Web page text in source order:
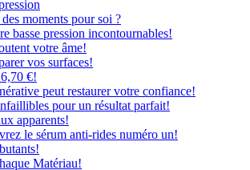
moments pour soi ?
basse pression incontournables!
votre âme!
vos surfaces!
€!
peut restaurer votre confiance!
pour un résultat parfait!
apparents!
le sérum anti-rides numéro un!
Matériau!